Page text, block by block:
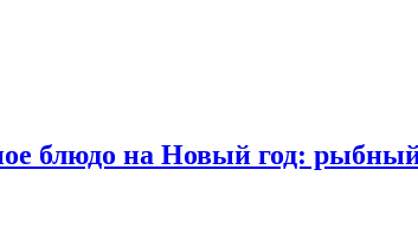
блюдо на Новый год: рыбный